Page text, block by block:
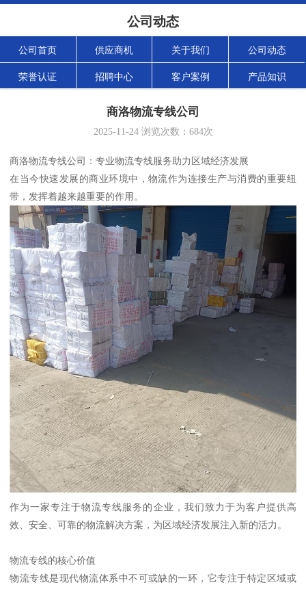
公司动态
公司首页 供应商机 关于我们 公司动态
荣誉认证 招聘中心 客户案例 产品知识
商洛物流专线公司
2025-11-24浏览次数： 684次
商洛物流专线公司：专业物流专线服务助力区域经济发展
在当今快速发展的商业环境中，物流作为连接生产与消费的重要纽
带，发挥着越来越重要的作用。
作为一家专注于物流专线服务的企业，我们致力于为客户提供高
效、安全、可靠的物流解决方案，为区域经济发展注入新的活力。
物流专线的核心价值
物流专线是现代物流体系中不可或缺的一环，它专注于特定区域或